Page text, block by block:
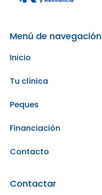
Menú de navegación
Inicio
Tu clínica
Peques
Financiación
Contacto
Contactar